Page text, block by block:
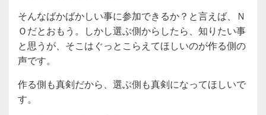
そんなばかばかしい事に参加できるか？と言えば、Ｎ
Ｏだとおもう。しかし選ぶ側からしたら、知りたい事
と思うが、そこはぐっとこらえてほしいのが作る側の
声です。
作る側も真剣だから、選ぶ側も真剣になってほしいで
す。